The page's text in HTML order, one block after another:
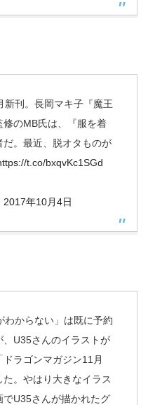
新刊。長岡マキ子『魔王
のMB氏は、『服を着
。最近、脱オタものが
t.co/bxqvKc1SGd
2017年10月4日
わからない」は既に予約
U35さんのイラストが
ラゴンマガジン11月
。やはり大きなイラス
U35さんが描かれたグ